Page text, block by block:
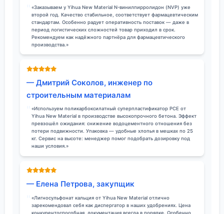
«Заказываем у Yihua New Material N-винилпирролидон (NVP) уже
второй год. Качество стабильное, соответствует фармацевтическим
стандартам. Особенно радует оперативность поставок — даже в
период логистических сложностей товар приходил в срок.
Рекомендуем как надёжного партнёра для фармацевтического
производства.»
— Дмитрий Соколов, инженер по
строительным материалам
«Используем поликарбоксилатный суперпластификатор PCE от
Yihua New Material в производстве высокопрочного бетона. Эффект
превзошёл ожидания: снижение водоцементного отношения без
потери подвижности. Упаковка — удобные хлопья в мешках по 25
кг. Сервис на высоте: менеджер помог подобрать дозировку под
наши условия.»
— Елена Петрова, закупщик
«Лигносульфонат кальция от Yihua New Material отлично
зарекомендовал себя как диспергатор в наших удобрениях. Цена
конкурентоспособная, документация всегда в порядке. Особенно